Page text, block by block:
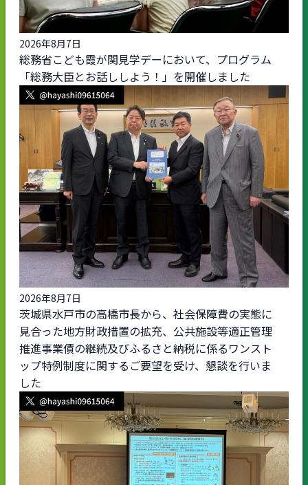
2026年8月7日
総務省こども霞が関見学デーにおいて、プログラム
「総務大臣とお話ししよう！」を開催しました
2026年8月7日
茨城県水戸市の高橋市長から、社会保障費の実態に
見合った地方財政措置の拡充、公共施設等適正管理
推進事業債の継続及びふるさと納税に係るワンスト
ップ特例制度に関するご要望を受け、懇談を行いま
した